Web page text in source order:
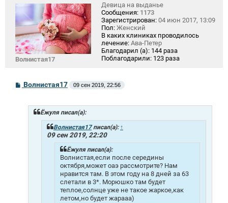
Волнистая17
Девица на выданье
Сообщения: 1173
Зарегистрирован: 04 июн 2017, 13:09
Пол: Женский
В каких клиниках проводилось
лечение: Ава-Петер
Благодарил (а): 144 раза
Поблагодарили: 123 раза
С
о
Волнистая17 09 сен 2019, 22:56
Ёжуля писал(а):
Волнистая17писал(а): ↑
09 сен 2019, 22:20
Ёжуля писал(а):
Волнистая,если после середины
октября,может оаэ рассмотрите? Нам
нравится там. В этом году на 8 дней за 63
слетали в 3*. Морюшко там будет
теплое,солнце уже не такое жаркое,как
летом,но будет жарааа)